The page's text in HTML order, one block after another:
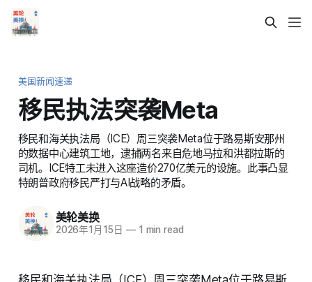
美国新闻速递
移民执法突袭Meta
移民和海关执法局（ICE）周三突袭Meta位于路易斯安那州
的数据中心建筑工地，逮捕两名来自危地马拉和洪都拉斯的
司机。ICE特工未进入这座造价270亿美元的设施。此事凸显
特朗普政府移民严打与AI战略的矛盾。
美轮美换
2026年1月15日 —1 min read